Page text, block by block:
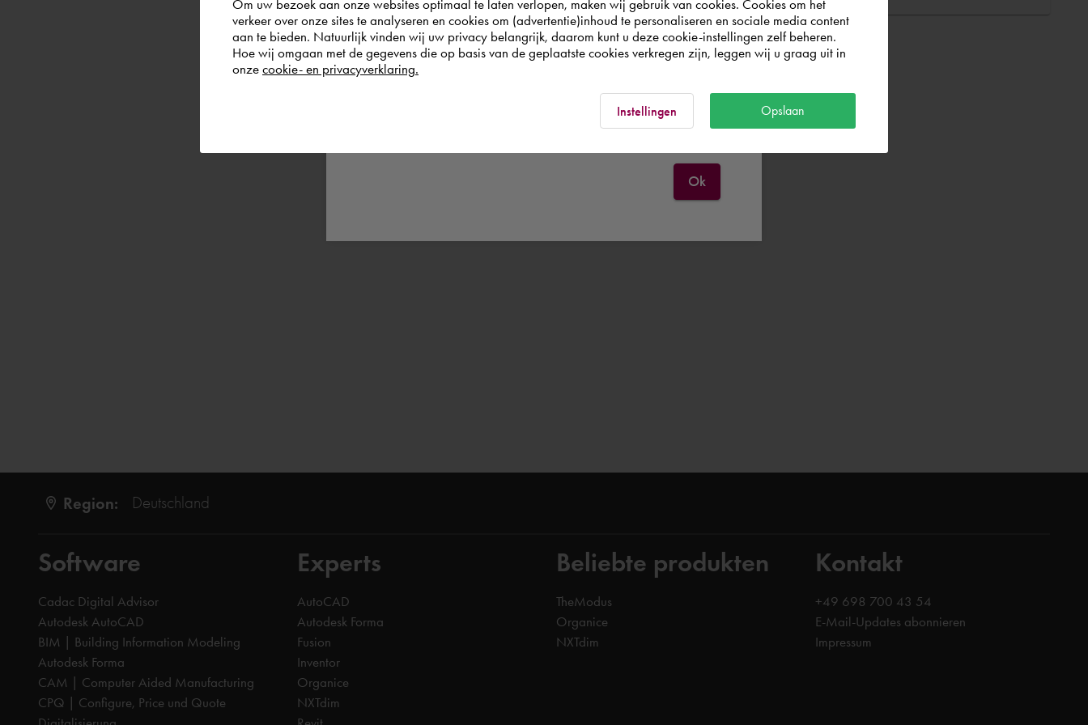
Region: Deutschland
Software
Cadac Digital Advisor
Autodesk AutoCAD
BIM | Building Information Modeling
Autodesk Forma
CAM | Computer Aided Manufacturing
CPQ | Configure, Price und Quote
Experts
AutoCAD
Autodesk Forma
Fusion
Inventor
Organice
NXTdim
Beliebte produkten
TheModus
Organice
NXTdim
Kontakt
+49 698 700 43 54
E-Mail-Updates abonnieren
Impressum
wish to shop.
Deutschland
Ok
Om uw bezoek aan onze websites optimaal te laten verlopen, maken wij gebruik van cookies. Cookies om het
verkeer over onze sites te analyseren en cookies om (advertentie)inhoud te personaliseren en sociale media content
aan te bieden. Natuurlijk vinden wij uw privacy belangrijk, daarom kunt u deze cookie-instellingen zelf beheren.
Hoe wij omgaan met de gegevens die op basis van de geplaatste cookies verkregen zijn, leggen wij u graag uit in
onze cookie- en privacyverklaring.
Instellingen Opslaan